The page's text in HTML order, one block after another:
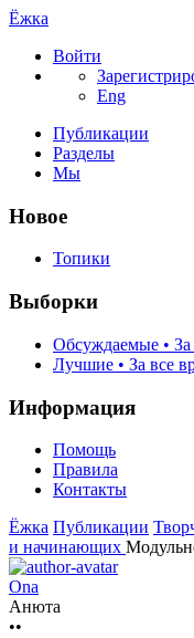
Ёжка
Войти
Eng
Публикации
Разделы
Мы
Новое
Топики
Выборки
Обсуждаемые • За
Лучшие • За все
Информация
Помощь
Правила
Контакты
Ёжка Публикации
и начинающих
Ona
Анюта
••